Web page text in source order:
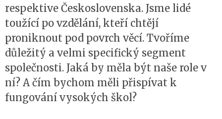
respektive Československa. Jsme lidé
toužící po vzdělání, kteří chtějí
proniknout pod povrch věcí. Tvoříme
důležitý a velmi specifický segment
společnosti. Jaká by měla být naše role v
ní? A čím bychom měli přispívat k
fungování vysokých škol?